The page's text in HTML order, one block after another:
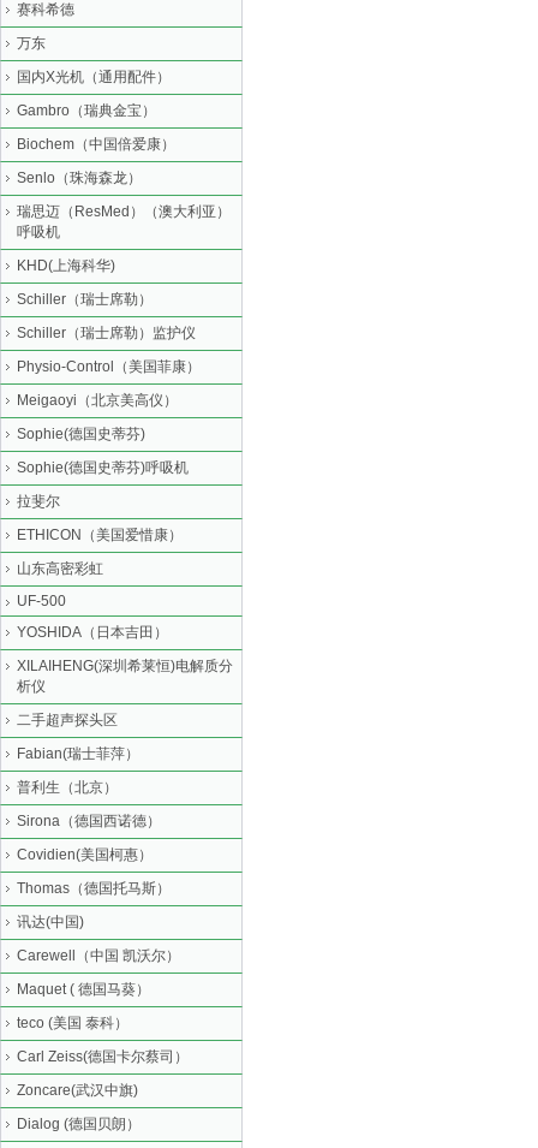
赛科希德
万东
国内X光机（通用配件）
Gambro（瑞典金宝）
Biochem（中国倍爱康）
Senlo（珠海森龙）
瑞思迈（ResMed）（澳大利亚）
呼吸机
KHD(上海科华)
Schiller（瑞士席勒）
Schiller（瑞士席勒）监护仪
Physio-Control（美国菲康）
Meigaoyi（北京美高仪）
Sophie(德国史蒂芬)
Sophie(德国史蒂芬)呼吸机
拉斐尔
ETHICON（美国爱惜康）
山东高密彩虹
UF-500
YOSHIDA（日本吉田）
XILAIHENG(深圳希莱恒)电解质分
析仪
二手超声探头区
Fabian(瑞士菲萍）
普利生（北京）
Sirona（德国西诺德）
Covidien(美国柯惠）
Thomas（德国托马斯）
讯达(中国)
Carewell（中国 凯沃尔）
Maquet ( 德国马葵）
teco (美国 泰科）
Carl Zeiss(德国卡尔蔡司）
Zoncare(武汉中旗)
Dialog (德国贝朗）